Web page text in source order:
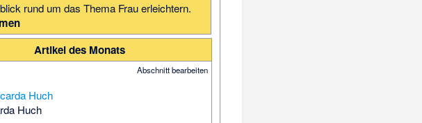
rund um das Thema Frau erleichtern.
Artikel des Monats
Abschnitt bearbeiten
Huch